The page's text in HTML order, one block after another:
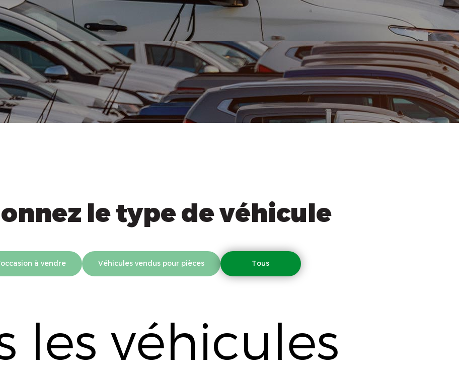
le type de véhicule
à vendre Véhicules vendus pour pièces Tous
les véhicules